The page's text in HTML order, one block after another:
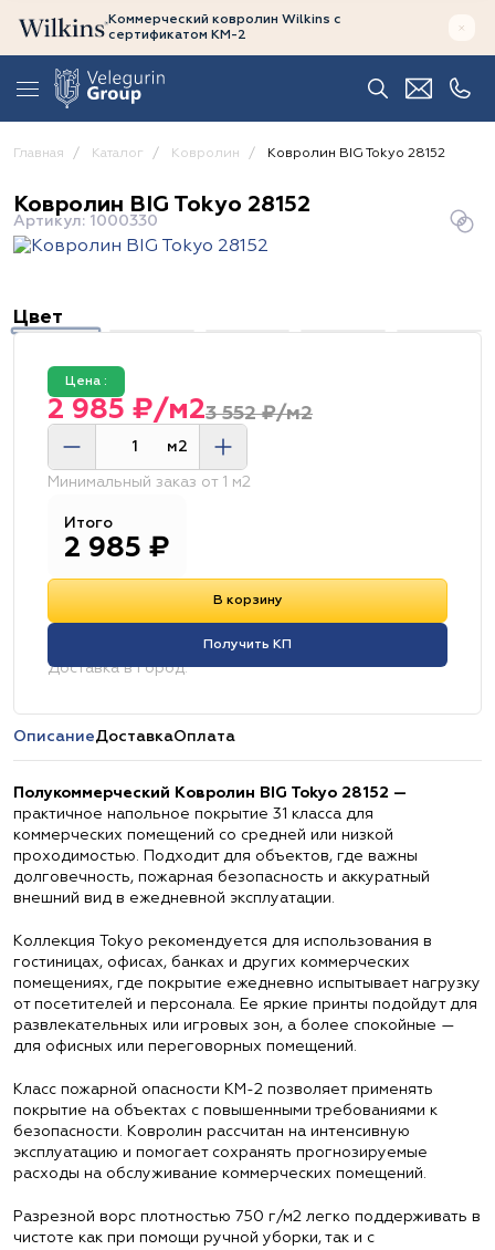
Коммерческий ковролин Wilkins с
сертификатом КМ-2
Главная Каталог Ковролин Ковролин BIG Tokyo 28152
Ковролин BIG Tokyo 28152
Артикул: 1000330
Цвет
Цена :
3 552 ₽/м2
2 985 ₽/м2
м2
Минимальный заказ от 1 м2
Итого
2 985 ₽
В корзину
Получить КП
Доставка в город:
ОписаниеДоставкаОплата
Полукоммерческий Ковролин BIG Tokyo 28152 —
практичное напольное покрытие 31 класса для
коммерческих помещений со средней или низкой
проходимостью. Подходит для объектов, где важны
долговечность, пожарная безопасность и аккуратный
внешний вид в ежедневной эксплуатации.
Коллекция Tokyo рекомендуется для использования в
гостиницах, офисах, банках и других коммерческих
помещениях, где покрытие ежедневно испытывает нагрузку
от посетителей и персонала. Ее яркие принты подойдут для
развлекательных или игровых зон, а более спокойные —
для офисных или переговорных помещений.
Класс пожарной опасности КМ-2 позволяет применять
покрытие на объектах с повышенными требованиями к
безопасности. Ковролин рассчитан на интенсивную
эксплуатацию и помогает сохранять прогнозируемые
расходы на обслуживание коммерческих помещений.
Разрезной ворс плотностью 750 г/м2 легко поддерживать в
чистоте как при помощи ручной уборки, так и с